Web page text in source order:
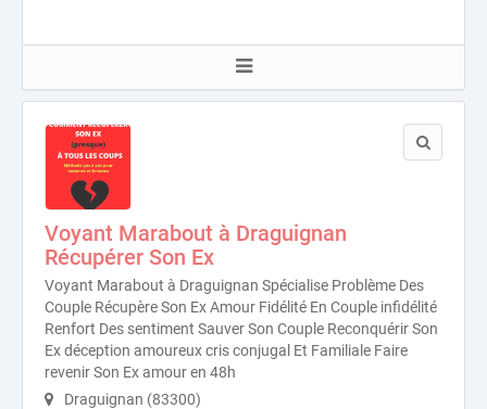
Voyant Marabout à Draguignan
Récupérer Son Ex
Voyant Marabout à Draguignan Spécialise Problème Des
Couple Récupère Son Ex Amour Fidélité En Couple infidélité
Renfort Des sentiment Sauver Son Couple Reconquérir Son
Ex déception amoureux cris conjugal Et Familiale Faire
revenir Son Ex amour en 48h
Draguignan (83300)